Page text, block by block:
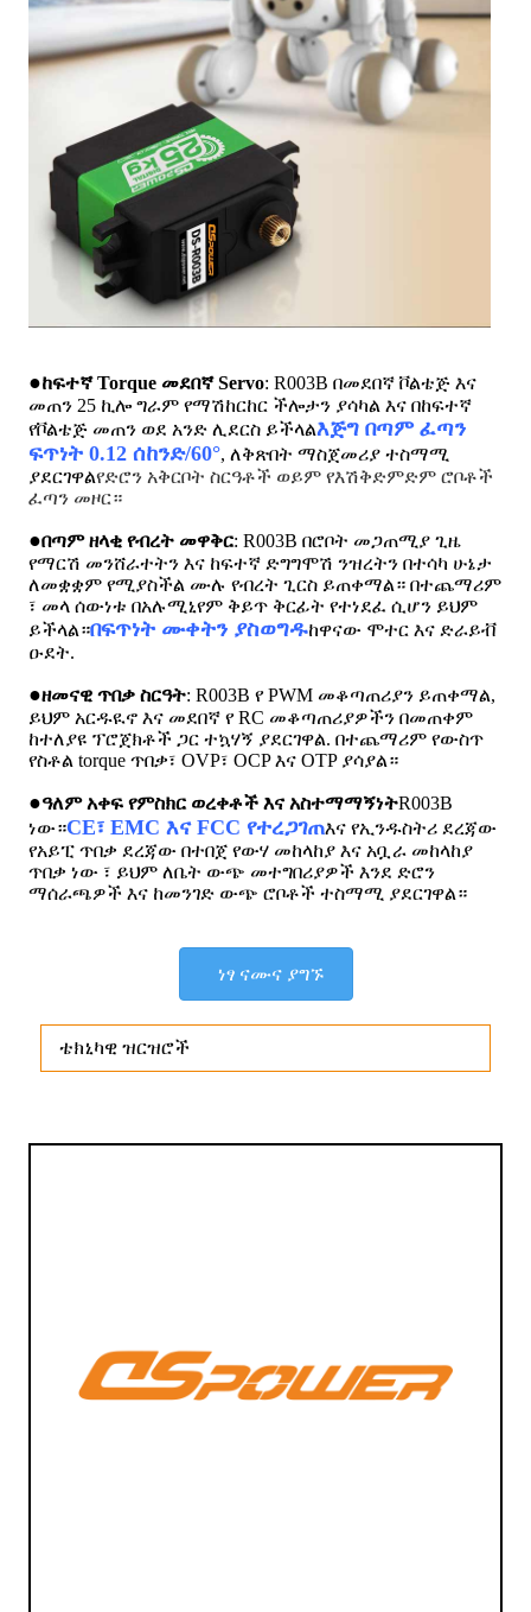
●ከፍተኛ Torque መደበኛ Servo: R003B በመደበኛ ቮልቴጅ እና
መጠን 25 ኪሎ ግራም የማሽከርከር ችሎታን ያሳካል እና በከፍተኛ
የቮልቴጅ መጠን ወደ አንድ ሊደርስ ይችላልእጅግ በጣም ፈጣን
ፍጥነት 0.12 ሰከንድ/60°, ለቅጽበት ማስጀመሪያ ተስማሚ
ያደርገዋልየድሮን አቅርቦት ስርዓቶች ወይም የእሽቅድምድም ሮቦቶች
ፈጣን መዞር።
●በጣም ዘላቂ የብረት መዋቅር: R003B በሮቦት መጋጠሚያ ጊዜ
የማርሽ መንሸራተትን እና ከፍተኛ ድግግሞሽ ንዝረትን በተሳካ ሁኔታ
ለመቋቋም የሚያስችል ሙሉ የብረት ጊርስ ይጠቀማል። በተጨማሪም
፣ መላ ሰውነቱ በአሉሚኒየም ቅይጥ ቅርፊት የተነደፈ ሲሆን ይህም
ይችላል።በፍጥነት ሙቀትን ያስወግዱከዋናው ሞተር እና ድራይቭ
ዑደት.
●ዘመናዊ ጥበቃ ስርዓት: R003B የ PWM መቆጣጠሪያን ይጠቀማል,
ይህም አርዱዪኖ እና መደበኛ የ RC መቆጣጠሪያዎችን በመጠቀም
ከተለያዩ ፕሮጀክቶች ጋር ተኳሃኝ ያደርገዋል. በተጨማሪም የውስጥ
የስቶል torque ጥበቃ፣ OVP፣ OCP እና OTP ያሳያል።
●ዓለም አቀፍ የምስክር ወረቀቶች እና አስተማማኝነትR003B
ነው።CE፣ EMC እና FCC የተረጋገጠእና የኢንዱስትሪ ደረጃው
የአይፒ ጥበቃ ደረጃው በተበጀ የውሃ መከላከያ እና አቧራ መከላከያ
ጥበቃ ነው ፣ ይህም ለቤት ውጭ መተግበሪያዎች እንደ ድሮን
ማሰራጫዎች እና ከመንገድ ውጭ ሮቦቶች ተስማሚ ያደርገዋል።
ነፃ ናሙና ያግኙ
ቴክኒካዊ ዝርዝሮች